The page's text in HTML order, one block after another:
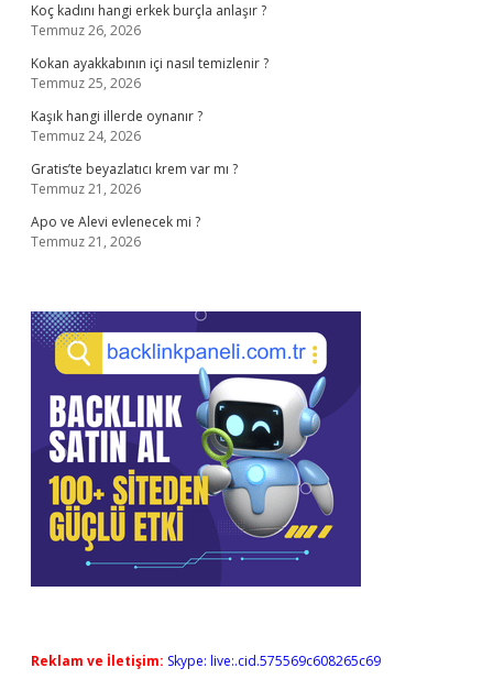
Koç kadını hangi erkek burçla anlaşır ?
Temmuz 26, 2026
Kokan ayakkabının içi nasıl temizlenir ?
Temmuz 25, 2026
Kaşık hangi illerde oynanır ?
Temmuz 24, 2026
Gratis’te beyazlatıcı krem var mı ?
Temmuz 21, 2026
Apo ve Alevi evlenecek mi ?
Temmuz 21, 2026
Reklam ve İletişim: Skype: live:.cid.575569c608265c69